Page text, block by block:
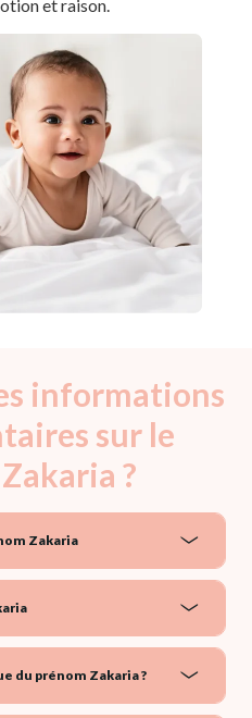
et raison.
informations
sur le
?
Zakaria
du prénom Zakaria ?